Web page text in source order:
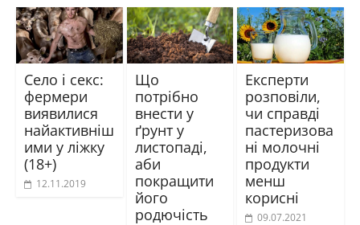
Село і секс:
фермери
виявилися
найактивніш
ими у ліжку
(18+)
12.11.2019
Що
потрібно
внести у
ґрунт у
листопаді,
аби
покращити
його
родючість
Експерти
розповіли,
чи справді
пастеризова
ні молочні
продукти
менш
корисні
09.07.2021